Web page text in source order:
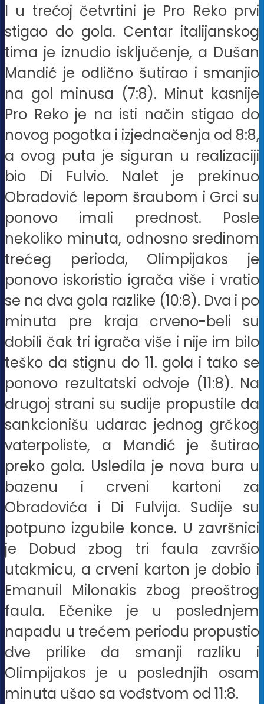
I u trećoj četvrtini je Pro Reko prvi
stigao do gola. Centar italijanskog
tima je iznudio isključenje, a Dušan
Mandić je odlično šutirao i smanjio
na gol minusa (7:8). Minut kasnije
Pro Reko je na isti način stigao do
novog pogotka i izjednačenja od 8:8,
a ovog puta je siguran u realizaciji
bio Di Fulvio. Nalet je prekinuo
Obradović lepom šraubom i Grci su
ponovo imali prednost. Posle
nekoliko minuta, odnosno sredinom
trećeg perioda, Olimpijakos je
ponovo iskoristio igrača više i vratio
se na dva gola razlike (10:8). Dva i po
minuta pre kraja crveno-beli su
dobili čak tri igrača više i nije im bilo
teško da stignu do 11. gola i tako se
ponovo rezultatski odvoje (11:8). Na
drugoj strani su sudije propustile da
sankcionišu udarac jednog grčkog
vaterpoliste, a Mandić je šutirao
preko gola. Usledila je nova bura u
bazenu i crveni kartoni za
Obradovića i Di Fulvija. Sudije su
potpuno izgubile konce. U završnici
je Dobud zbog tri faula završio
utakmicu, a crveni karton je dobio i
Emanuil Milonakis zbog preoštrog
faula. Ečenike je u poslednjem
napadu u trećem periodu propustio
dve prilike da smanji razliku i
Olimpijakos je u poslednjih osam
minuta ušao sa vođstvom od 11:8.